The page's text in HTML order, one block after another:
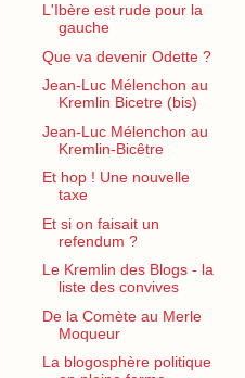
L'Ibère est rude pour la
gauche
Que va devenir Odette ?
Jean-Luc Mélenchon au
Kremlin Bicetre (bis)
Jean-Luc Mélenchon au
Kremlin-Bicêtre
Et hop ! Une nouvelle
taxe
Et si on faisait un
refendum ?
Le Kremlin des Blogs - la
liste des convives
De la Comète au Merle
Moqueur
La blogosphère politique